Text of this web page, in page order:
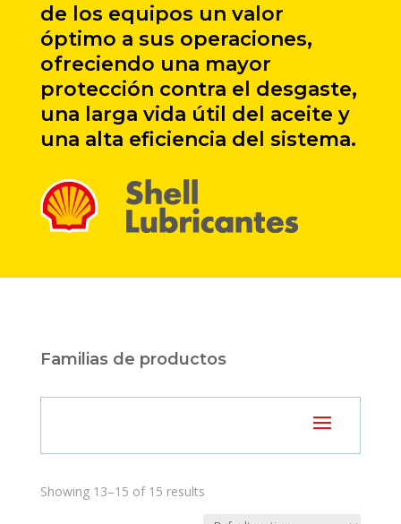
de los equipos un valor
óptimo a sus operaciones,
ofreciendo una mayor
protección contra el desgaste,
una larga vida útil del aceite y
una alta eficiencia del sistema.
Familias de productos
Showing 13–15 of 15 results